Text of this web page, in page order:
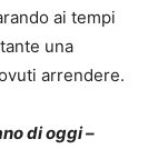
ai tempi
una
arrendere.
di oggi –